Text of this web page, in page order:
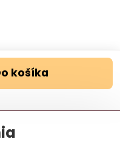
Do košíka